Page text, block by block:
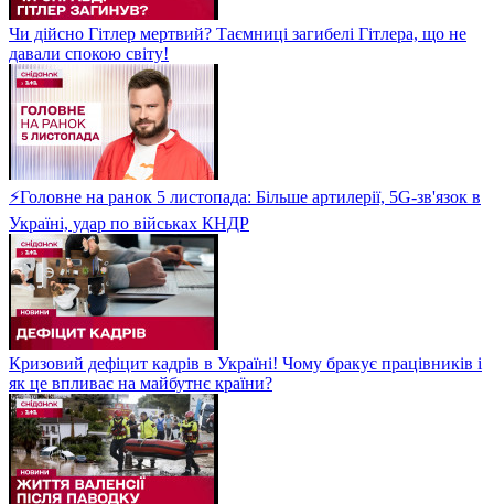
Чи дійсно Гітлер мертвий? Таємниці загибелі Гітлера, що не
давали спокою світу!
⚡Головне на ранок 5 листопада: Більше артилерії, 5G-зв'язок в
Україні, удар по військах КНДР
Кризовий дефіцит кадрів в Україні! Чому бракує працівників і
як це впливає на майбутнє країни?